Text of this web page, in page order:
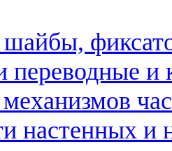
переводные и
настенных и